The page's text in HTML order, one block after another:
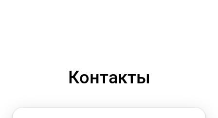
Контакты